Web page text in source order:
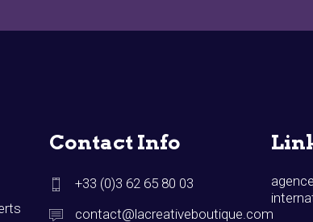
Contact Info
+33 (0)3 62 65 80 03
contact@lacreativeboutique.com